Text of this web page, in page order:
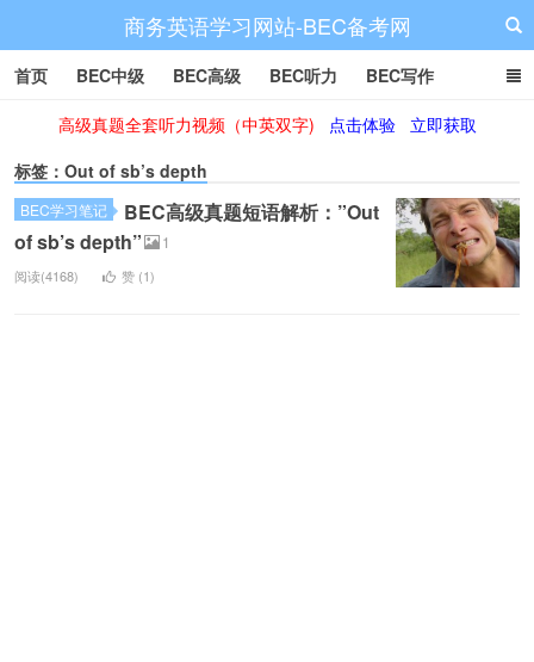
商务英语学习网站-BEC备考网
首页 BEC中级 BEC高级 BEC听力 BEC写作
BEC阅读 BEC词汇 BEC视频 BEC真题 BEC备考
高级真题全套听力视频（中英双字) 点击体验
立即获取
标签：Out of sb’s depth
BEC学习笔记
BEC高级真题短语解析：”Out
of sb’s depth”
1
阅读(4168) 赞 (1)